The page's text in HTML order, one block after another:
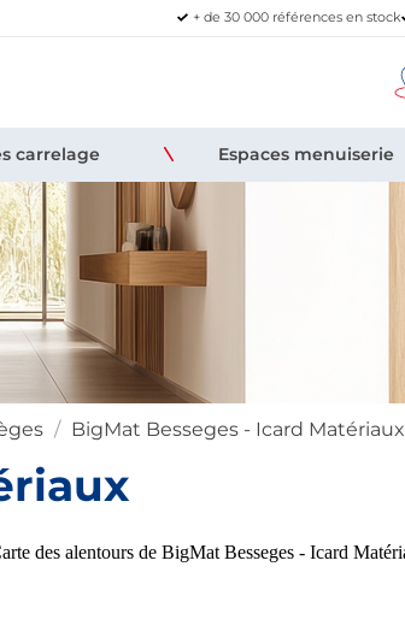
+ de 30 000 références en stock
carrelage Espaces menuiserie
BigMat Besseges - Icard Matériaux